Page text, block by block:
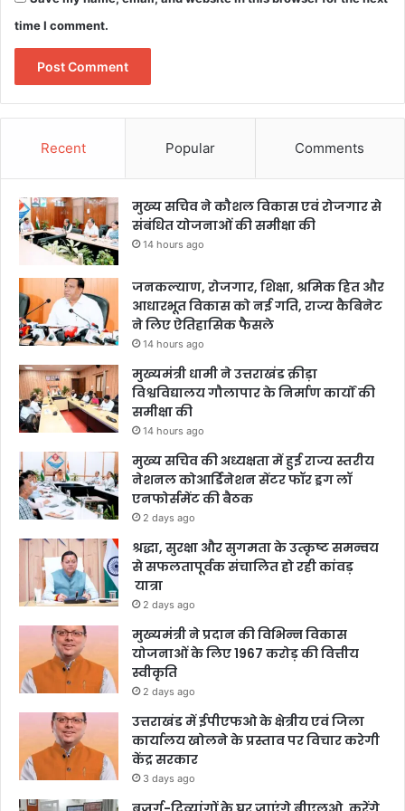
time I comment.
Recent Popular Comments
मुख्य सचिव ने कौशल विकास एवं रोजगार से
संबंधित योजनाओं की समीक्षा की
14 hours ago
जनकल्याण, रोजगार, शिक्षा, श्रमिक हित और
आधारभूत विकास को नई गति, राज्य कैबिनेट
ने लिए ऐतिहासिक फैसले
14 hours ago
मुख्यमंत्री धामी ने उत्तराखंड क्रीड़ा
विश्वविद्यालय गौलापार के निर्माण कार्यों की
समीक्षा की
14 hours ago
मुख्य सचिव की अध्यक्षता में हुई राज्य स्तरीय
नेशनल कोआर्डिनेशन सेंटर फॉर ड्रग लॉ
एनफोर्समेंट की बैठक
2 days ago
श्रद्धा, सुरक्षा और सुगमता के उत्कृष्ट समन्वय
से सफलतापूर्वक संचालित हो रही कांवड़
यात्रा
2 days ago
मुख्यमंत्री ने प्रदान की विभिन्न विकास
योजनाओं के लिए 1967 करोड़ की वित्तीय
स्वीकृति
2 days ago
उत्तराखंड में ईपीएफओ के क्षेत्रीय एवं जिला
कार्यालय खोलने के प्रस्ताव पर विचार करेगी
केंद्र सरकार
3 days ago